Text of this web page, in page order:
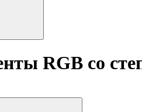
RGB со